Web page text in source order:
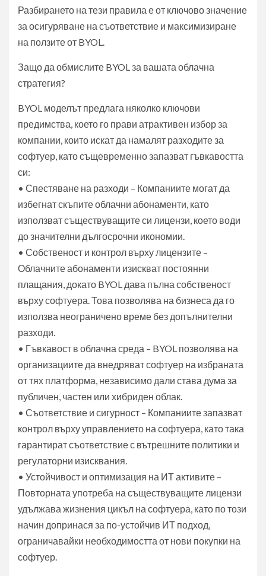
Разбирането на тези правила е от ключово значение
за осигуряване на съответствие и максимизиране
на ползите от BYOL.
Защо да обмислите BYOL за вашата облачна
стратегия?
BYOL моделът предлага няколко ключови
предимства, което го прави атрактивен избор за
компании, които искат да намалят разходите за
софтуер, като същевременно запазват гъвкавостта
си:
• Спестяване на разходи – Компаниите могат да
избегнат скъпите облачни абонаменти, като
използват съществуващите си лицензи, което води
до значителни дългосрочни икономии.
• Собственост и контрол върху лицензите –
Облачните абонаменти изискват постоянни
плащания, докато BYOL дава пълна собственост
върху софтуера. Това позволява на бизнеса да го
използва неограничено време без допълнителни
разходи.
• Гъвкавост в облачна среда – BYOL позволява на
организациите да внедряват софтуер на избраната
от тях платформа, независимо дали става дума за
публичен, частен или хибриден облак.
• Съответствие и сигурност – Компаниите запазват
контрол върху управлението на софтуера, като така
гарантират съответствие с вътрешните политики и
регулаторни изисквания.
• Устойчивост и оптимизация на ИТ активите –
Повторната употреба на съществуващите лицензи
удължава жизнения цикъл на софтуера, като по този
начин допринася за по-устойчив ИТ подход,
ограничавайки необходимостта от нови покупки на
софтуер.